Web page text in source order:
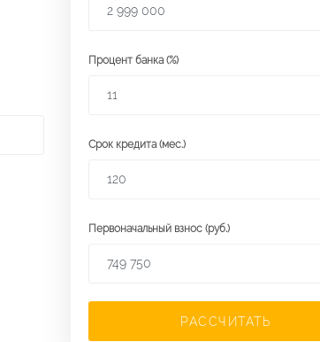
Процент банка (%)
Срок кредита (мес.)
Первоначальный взнос (руб.)
РАССЧИТАТЬ